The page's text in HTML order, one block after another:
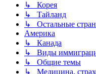
↳ Корея
↳ Тайланд
↳ Остальные
Америка
↳ Канада
↳ Виды
↳ Общие темы
↳ Медицина,